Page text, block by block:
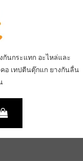
นกระแทก อะไหล่และ
อ เทปตีนตุ๊กแก ยางกันลื่น